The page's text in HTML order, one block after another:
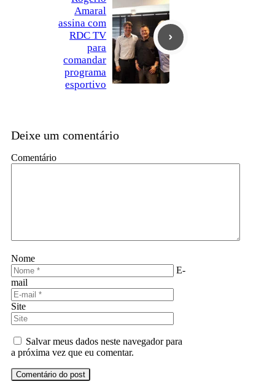
Amaral
assina com
RDC TV
para
comandar
programa
esportivo
Deixe um comentário
Comentário
Nome
E-
mail
Site
Salvar meus dados neste navegador para
a próxima vez que eu comentar.